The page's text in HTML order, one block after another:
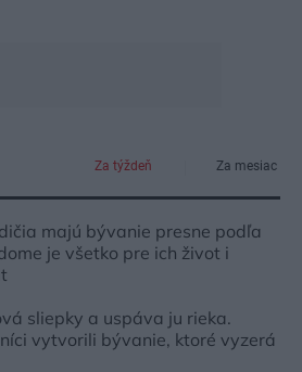
Za týždeň Za mesiac
majú bývanie presne podľa
je všetko pre ich život i
sliepky a uspáva ju rieka.
vytvorili bývanie, ktoré vyzerá